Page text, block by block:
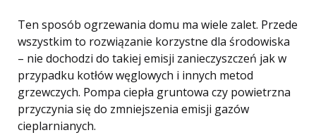
Ten sposób ogrzewania domu ma wiele zalet. Przede
wszystkim to rozwiązanie korzystne dla środowiska
– nie dochodzi do takiej emisji zanieczyszczeń jak w
przypadku kotłów węglowych i innych metod
grzewczych. Pompa ciepła gruntowa czy powietrzna
przyczynia się do zmniejszenia emisji gazów
cieplarnianych.